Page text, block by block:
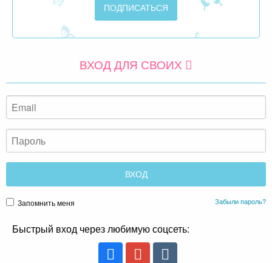
ВХОД ДЛЯ СВОИХ
Запомнить меня Забыли пароль?
Быстрый вход через любимую соцсеть: